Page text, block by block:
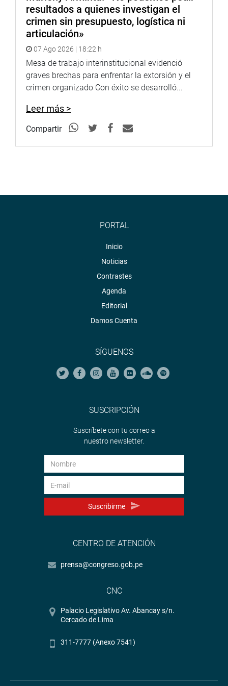
resultados a quienes investigan el
crimen sin presupuesto, logística ni
articulación»
07 Ago 2026 | 18:22 h
Mesa de trabajo interinstitucional evidenció
graves brechas para enfrentar la extorsión y el
crimen organizado Con éxito se desarrolló...
Leer más >
Compartir
PORTAL
Inicio
Noticias
Contrastes
Agenda
Editorial
Damos Cuenta
SÍGUENOS
SUSCRIPCIÓN
Suscríbete con tu correo a
nuestro newsletter.
Suscribirme
CENTRO DE ATENCIÓN
prensa@congreso.gob.pe
CNC
Palacio Legislativo Av. Abancay s/n.
Cercado de Lima
311-7777 (Anexo 7541)